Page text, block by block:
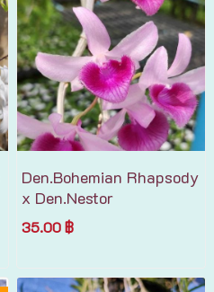
Den.Bohemian Rhapsody
x Den.Nestor
35.00 ฿